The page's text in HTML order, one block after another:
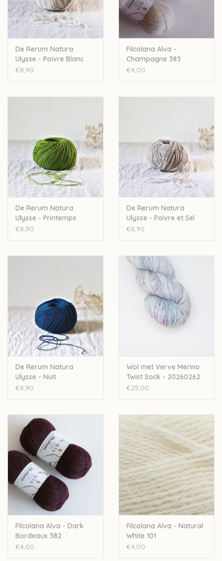
De Rerum Natura
Ulysse - Poivre Blanc
€8,90
Filcolana Alva -
Champagne 383
€4,00
De Rerum Natura
Ulysse - Printemps
€8,90
De Rerum Natura
Ulysse - Poivre et Sel
€8,90
De Rerum Natura
Ulysse - Nuit
€8,90
Wol met Verve Merino
Twist Sock - 20260262
€25,00
Filcolana Alva - Dark
Bordeaux 382
€4,00
Filcolana Alva - Natural
White 101
€4,00